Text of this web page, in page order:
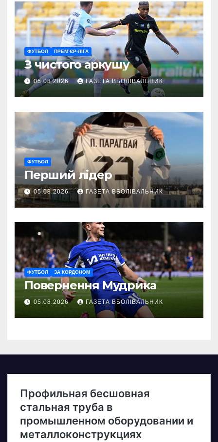
ФУТБОЛ ПРЕМ’ЄР-ЛІГА
З чистого аркушу
05.08.2026 ГАЗЕТА ВБОЛІВАЛЬНИК
ФУТБОЛ
Перший лідер
05.08.2026 ГАЗЕТА ВБОЛІВАЛЬНИК
ФУТБОЛ ЗА КОРДОНОМ
Повернення Мудрика
05.08.2026 ГАЗЕТА ВБОЛІВАЛЬНИК